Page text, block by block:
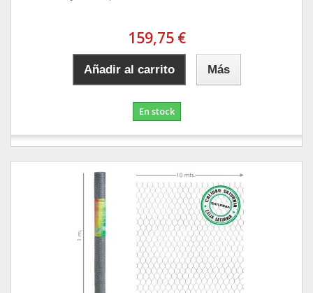
159,75 €
Añadir al carrito Más
En stock